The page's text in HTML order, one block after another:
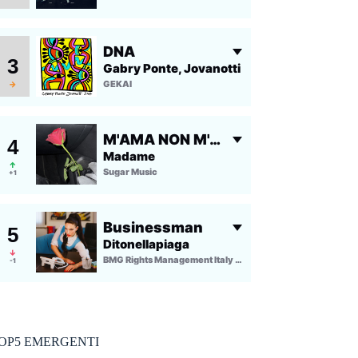
EMERGENTI